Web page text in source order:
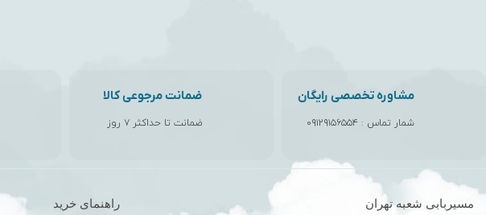
مشاوره تخصصی رایگان
شمار تماس : ۰۹۱۲۹۱۵۶۵۵۴
ضمانت مرجوعی کالا
ضمانت تا حداکثر ۷ روز
مسیربابی شعبه تهران راهنمای خرید